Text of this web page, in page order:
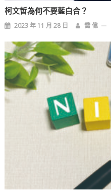
柯文哲為何不要藍白合？
2023 年 11 月 28 日 喬 偉